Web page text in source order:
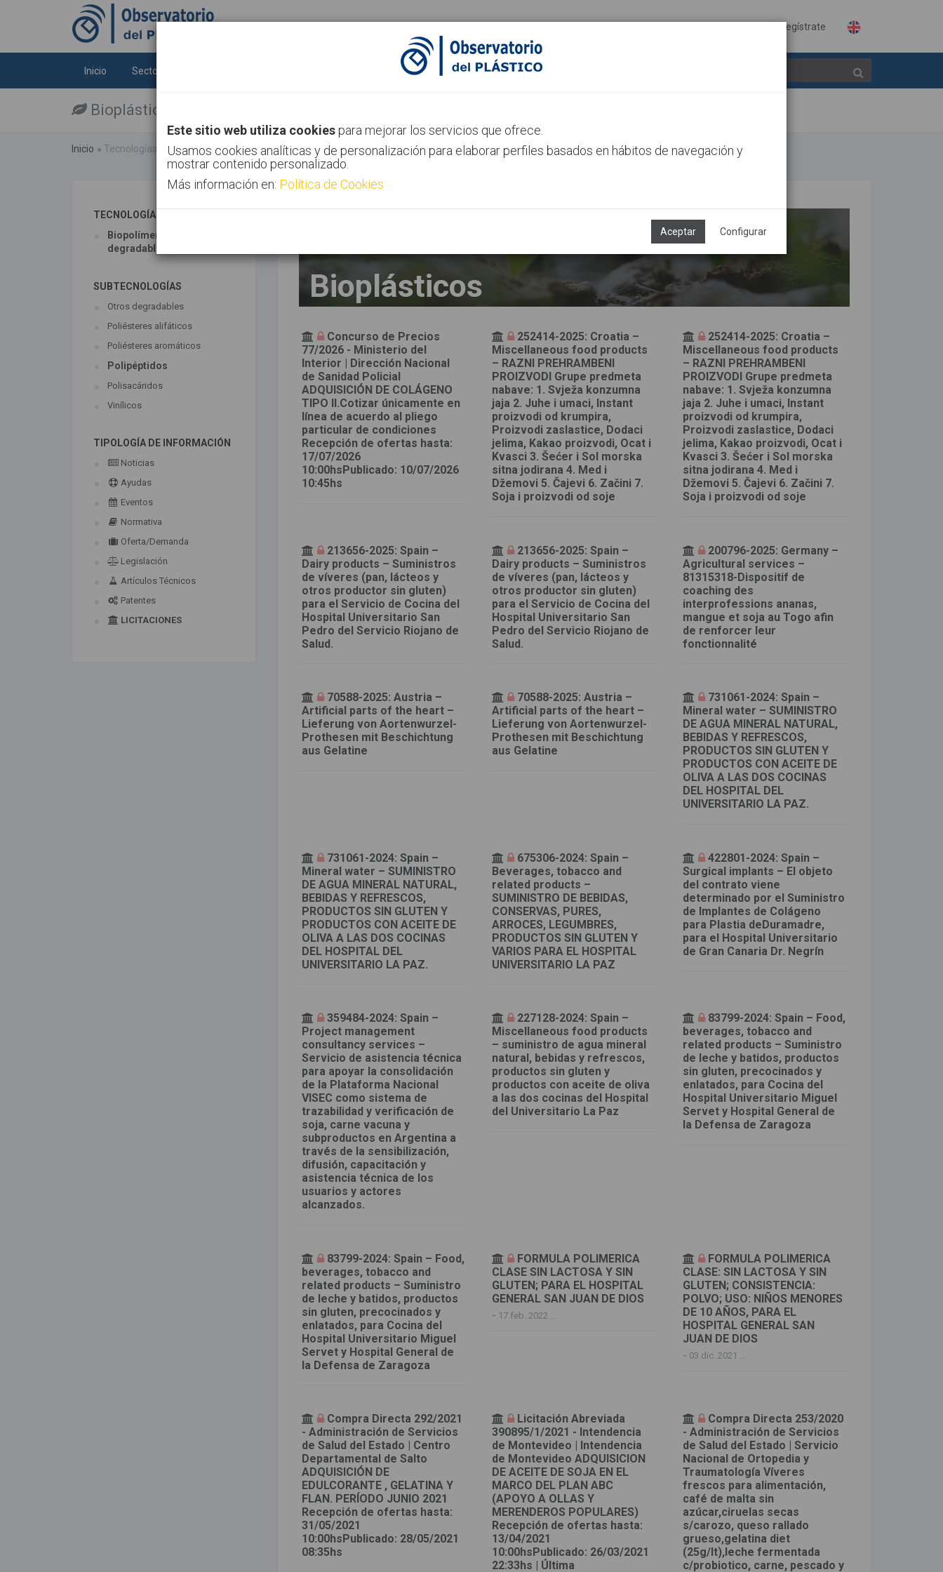
Regístrate
Inicio Sectores Canal AIMPLAS Contacto
Bioplásticos
Inicio Tecnologías Bioplásticos
Este sitio web utiliza cookies para mejorar los servicios que ofrece.
Usamos cookies analíticas y de personalización para elaborar perfiles basados en hábitos de navegación y
mostrar contenido personalizado.
Más información en: Política de Cookies
Aceptar Configurar
TECNOLOGÍAS ASOCIADAS
Biopolímeros y
degradables
SUBTECNOLOGÍAS
Otros degradables
Poliésteres alifáticos
Poliésteres aromáticos
Polipéptidos
Polisacáridos
Vinílicos
TIPOLOGÍA DE INFORMACIÓN
Noticias
Ayudas
Eventos
Normativa
Oferta/Demanda
Legislación
Artículos Técnicos
Patentes
LICITACIONES
Bioplásticos
Concurso de Precios
77/2026 - Ministerio del
Interior | Dirección Nacional
de Sanidad Policial
ADQUISICIÓN DE COLÁGENO
TIPO II.Cotizar únicamente en
línea de acuerdo al pliego
particular de condiciones
Recepción de ofertas hasta:
17/07/2026
10:00hsPublicado: 10/07/2026
10:45hs
252414-2025: Croatia –
Miscellaneous food products
– RAZNI PREHRAMBENI
PROIZVODI Grupe predmeta
nabave: 1. Svježa konzumna
jaja 2. Juhe i umaci, Instant
proizvodi od krumpira,
Proizvodi zaslastice, Dodaci
jelima, Kakao proizvodi, Ocat i
Kvasci 3. Šećer i Sol morska
sitna jodirana 4. Med i
Džemovi 5. Čajevi 6. Začini 7.
Soja i proizvodi od soje
252414-2025: Croatia –
Miscellaneous food products
– RAZNI PREHRAMBENI
PROIZVODI Grupe predmeta
nabave: 1. Svježa konzumna
jaja 2. Juhe i umaci, Instant
proizvodi od krumpira,
Proizvodi zaslastice, Dodaci
jelima, Kakao proizvodi, Ocat i
Kvasci 3. Šećer i Sol morska
sitna jodirana 4. Med i
Džemovi 5. Čajevi 6. Začini 7.
Soja i proizvodi od soje
213656-2025: Spain –
Dairy products – Suministros
de víveres (pan, lácteos y
otros productor sin gluten)
para el Servicio de Cocina del
Hospital Universitario San
Pedro del Servicio Riojano de
Salud.
213656-2025: Spain –
Dairy products – Suministros
de víveres (pan, lácteos y
otros productor sin gluten)
para el Servicio de Cocina del
Hospital Universitario San
Pedro del Servicio Riojano de
Salud.
200796-2025: Germany –
Agricultural services –
81315318-Dispositif de
coaching des
interprofessions ananas,
mangue et soja au Togo afin
de renforcer leur
fonctionnalité
70588-2025: Austria –
Artificial parts of the heart –
Lieferung von Aortenwurzel-
Prothesen mit Beschichtung
aus Gelatine
70588-2025: Austria –
Artificial parts of the heart –
Lieferung von Aortenwurzel-
Prothesen mit Beschichtung
aus Gelatine
731061-2024: Spain –
Mineral water – SUMINISTRO
DE AGUA MINERAL NATURAL,
BEBIDAS Y REFRESCOS,
PRODUCTOS SIN GLUTEN Y
PRODUCTOS CON ACEITE DE
OLIVA A LAS DOS COCINAS
DEL HOSPITAL DEL
UNIVERSITARIO LA PAZ.
731061-2024: Spain –
Mineral water – SUMINISTRO
DE AGUA MINERAL NATURAL,
BEBIDAS Y REFRESCOS,
PRODUCTOS SIN GLUTEN Y
PRODUCTOS CON ACEITE DE
OLIVA A LAS DOS COCINAS
DEL HOSPITAL DEL
UNIVERSITARIO LA PAZ.
675306-2024: Spain –
Beverages, tobacco and
related products –
SUMINISTRO DE BEBIDAS,
CONSERVAS, PURES,
ARROCES, LEGUMBRES,
PRODUCTOS SIN GLUTEN Y
VARIOS PARA EL HOSPITAL
UNIVERSITARIO LA PAZ
422801-2024: Spain –
Surgical implants – El objeto
del contrato viene
determinado por el Suministro
de Implantes de Colágeno
para Plastia deDuramadre,
para el Hospital Universitario
de Gran Canaria Dr. Negrín
359484-2024: Spain –
Project management
consultancy services –
Servicio de asistencia técnica
para apoyar la consolidación
de la Plataforma Nacional
VISEC como sistema de
trazabilidad y verificación de
soja, carne vacuna y
subproductos en Argentina a
través de la sensibilización,
difusión, capacitación y
asistencia técnica de los
usuarios y actores
alcanzados.
227128-2024: Spain –
Miscellaneous food products
– suministro de agua mineral
natural, bebidas y refrescos,
productos sin gluten y
productos con aceite de oliva
a las dos cocinas del Hospital
del Universitario La Paz
83799-2024: Spain – Food,
beverages, tobacco and
related products – Suministro
de leche y batidos, productos
sin gluten, precocinados y
enlatados, para Cocina del
Hospital Universitario Miguel
Servet y Hospital General de
la Defensa de Zaragoza
83799-2024: Spain – Food,
beverages, tobacco and
related products – Suministro
de leche y batidos, productos
sin gluten, precocinados y
enlatados, para Cocina del
Hospital Universitario Miguel
Servet y Hospital General de
la Defensa de Zaragoza
FORMULA POLIMERICA
CLASE SIN LACTOSA Y SIN
GLUTEN; PARA EL HOSPITAL
GENERAL SAN JUAN DE DIOS
- 17.feb..2022 ...
FORMULA POLIMERICA
CLASE: SIN LACTOSA Y SIN
GLUTEN; CONSISTENCIA:
POLVO; USO: NIÑOS MENORES
DE 10 AÑOS, PARA EL
HOSPITAL GENERAL SAN
JUAN DE DIOS
- 03.dic..2021 ...
Compra Directa 292/2021
- Administración de Servicios
de Salud del Estado | Centro
Departamental de Salto
ADQUISICIÓN DE
EDULCORANTE , GELATINA Y
FLAN. PERÍODO JUNIO 2021
Recepción de ofertas hasta:
31/05/2021
10:00hsPublicado: 28/05/2021
08:35hs
Licitación Abreviada
390895/1/2021 - Intendencia
de Montevideo | Intendencia
de Montevideo ADQUISICION
DE ACEITE DE SOJA EN EL
MARCO DEL PLAN ABC
(APOYO A OLLAS Y
MERENDEROS POPULARES)
Recepción de ofertas hasta:
13/04/2021
10:00hsPublicado: 26/03/2021
22:33hs | Última
Compra Directa 253/2020
- Administración de Servicios
de Salud del Estado | Servicio
Nacional de Ortopedia y
Traumatología Víveres
frescos para alimentación,
café de malta sin
azúcar,ciruelas secas
s/carozo, queso rallado
grueso,gelatina diet
(25g/lt),leche fermentada
c/probiotico, carne, pescado y